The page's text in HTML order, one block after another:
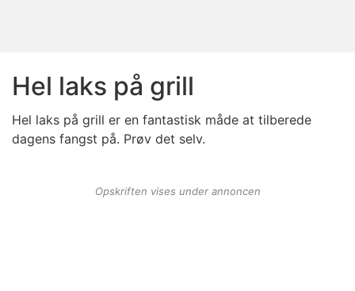
Hel laks på grill
Hel laks på grill er en fantastisk måde at tilberede
dagens fangst på. Prøv det selv.
Opskriften vises under annoncen